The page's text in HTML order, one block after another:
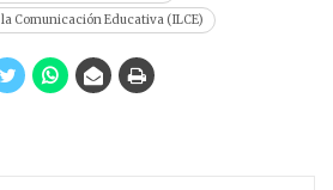
Comunicación Educativa (ILCE)